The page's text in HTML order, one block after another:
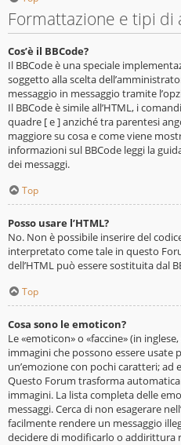
Formattazione e tipi di
Cos’è il BBCode?
Il BBCode è una speciale
soggetto alla scelta
messaggio in messaggio tramite
Il BBCode è simile all’HTML, i
quadre [ e ] anziché tra parentesi
maggiore su cosa e come viene
informazioni sul BBCode leggi la
dei messaggi.
Top
Posso usare l’HTML?
No. Non è possibile inserire del
interpretato come tale in questo
dell’HTML può essere sostituita dal
Top
Cosa sono le emoticon?
Le «emoticon» o «faccine» (in inglese,
immagini che possono essere usate
un’emozione con pochi caratteri; ad
Questo Forum trasforma
immagini. La lista completa delle
messaggi. Cerca di non esagerare
facilmente rendere un messaggio
decidere di modificarlo o addirittura